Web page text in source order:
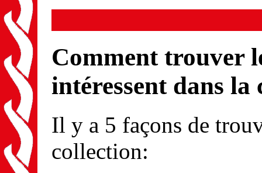
Comment trouver
intéressent dans la
Il y a 5 façons de
collection: